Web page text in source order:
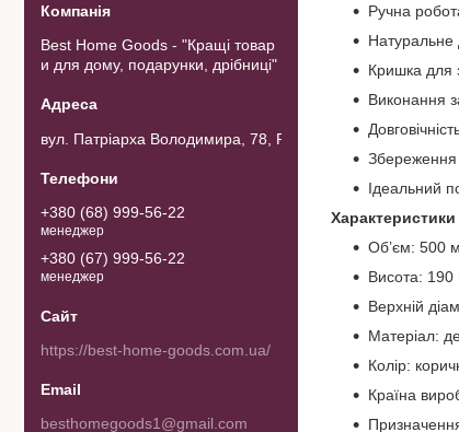
Ручна
Натуральне
Кришка для
Виконання
Збереження
Ідеальний
Характеристики
Об’єм: 500
Висота:
Верхній
Матеріал:
Колір:
Країна
Best Home Goods - "Кращі товар
и для дому, подарунки, дрібниці"
вул. Патріарха Володимира, 78, Рожнов, Україна
+380 (68) 999-56-22
менеджер
+380 (67) 999-56-22
менеджер
https://best-home-goods.com.ua/
besthomegoods1@gmail.com